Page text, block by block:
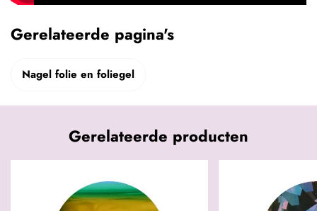
Gerelateerde pagina's
Nagel folie en foliegel
Gerelateerde producten